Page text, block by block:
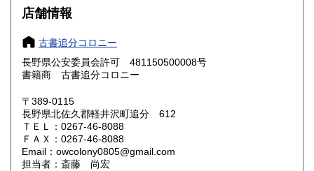
大阪府
奈良県
鳥取県 600円 島根県
岡山県
山口県 600円
香川県 600円 愛媛県
店舗情報
古書追分コロニー
長野県公安委員会許可 481150500008号
書籍商 古書追分コロニー
〒389-0115
長野県北佐久郡軽井沢町追分 612
ＴＥＬ：0267-46-8088
ＦＡＸ：0267-46-8088
Email：owcolony0805@gmail.com
担当者：斎藤 尚宏